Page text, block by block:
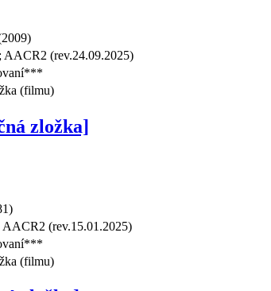
AACR2 (rev.24.09.2025)
(filmu)
zložka]
AACR2 (rev.15.01.2025)
(filmu)